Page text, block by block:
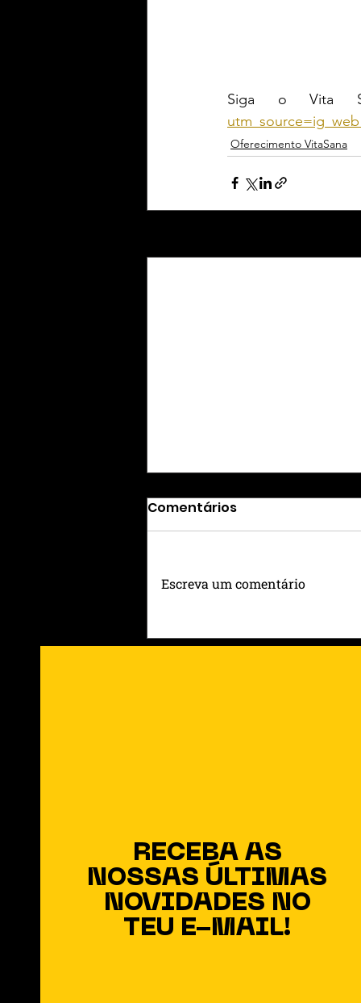
Siga o Vita
Oferecimento VitaSana
ESTÉTICA VIVA – VITA
Comentários
Escreva um comentário
RECEBA AS
NOSSAS ÚLTIMAS
NOVIDADES NO
TEU E-MAIL!